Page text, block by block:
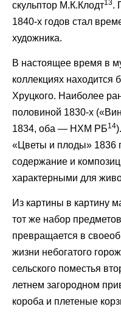
скульптор М.К.Клодт13.
1840-х годов стал
художника.
В настоящее время в
коллекциях находится
Хруцкого. Наиболее
половиной 1830-х
1834, оба — НХМ РБ14
«Цветы и плоды» 1836
содержание и
характерными для
Из картины в картину
тот же набор
превращается в
жизни небогатого
сельского поместья
летнем загородном
короба и плетеные